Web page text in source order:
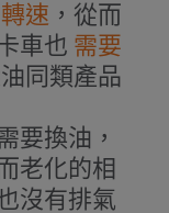
速 ，從而
車也 需要
同類產品
要換油，
老化的相
沒有排氣